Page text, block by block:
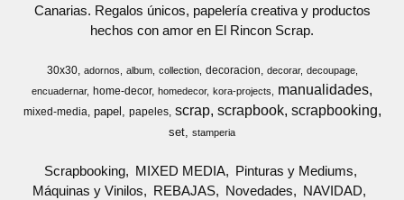
Canarias. Regalos únicos, papelería creativa y productos
hechos con amor en El Rincon Scrap.
30x30 adornos album collection decoracion decorar
decoupage
encuadernar
home-decor homedecor kora-projects manualidades
mixed-media papel papeles scrap scrapbook scrapbooking
set stamperia
Scrapbooking MIXED MEDIA
Pinturas y Mediums
Máquinas y Vinilos
REBAJAS Novedades
NAVIDAD